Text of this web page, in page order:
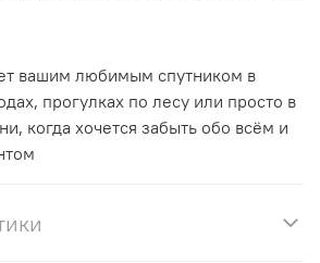
вашим любимым спутником в
прогулках по лесу или просто в
когда хочется забыть обо всём и